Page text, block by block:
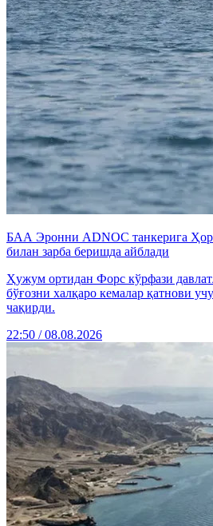
БАА Эронни ADNOC танкерига
билан зарба беришда айблади
Ҳужум ортидан Форс кўрфази
бўғозни халқаро кемалар қатнови
чақирди.
22:50 / 08.08.2026